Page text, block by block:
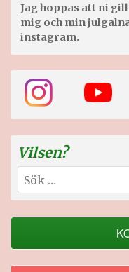
Jag hoppas att ni
mig och min
instagram.
Vilsen?
Sök
efter: